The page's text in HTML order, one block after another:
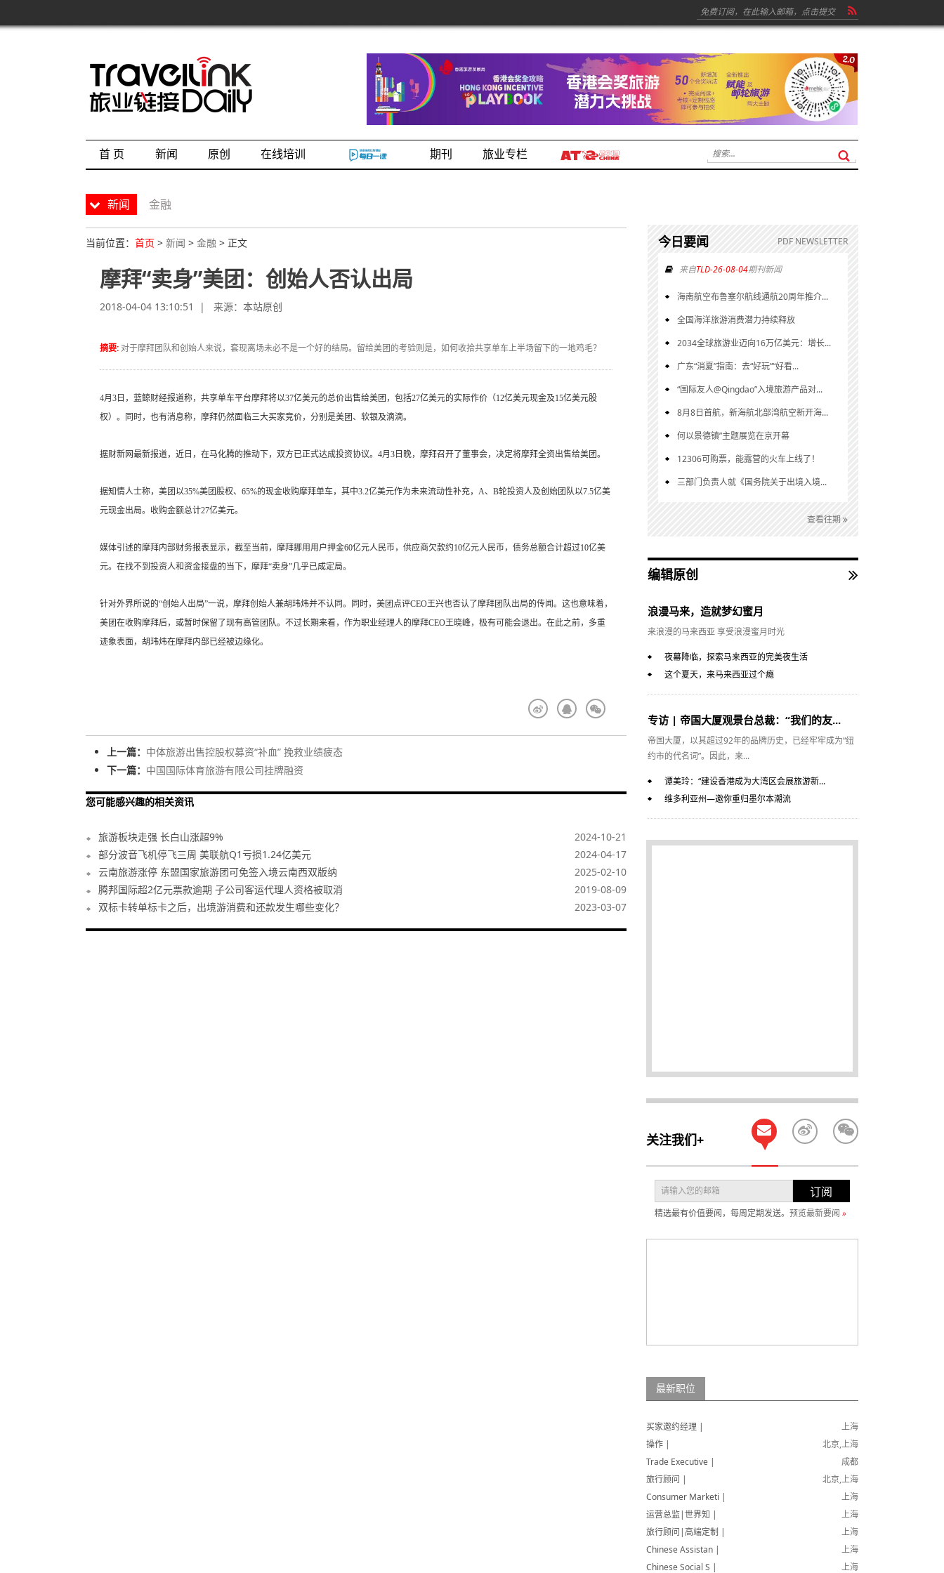
首 页 新闻 原创 在线培训 期刊 旅业专栏
新闻 金融
当前位置： 首页 > 新闻 > 金融 > 正文
摩拜“卖身”美团：创始人否认出局
2018-04-04 13:10:51 | 来源： 本站原创
摘要: 对于摩拜团队和创始人来说，套现离场未必不是一个好的结局。留给美团的考验则是，如何收拾共享单车上半场留下的一地鸡毛？
4月3日，蓝鲸财经报道称，共享单车平台摩拜将以37亿美元的总价出售给美团，包括27亿美元的实际作价（12亿美元现金及15亿美元股
权）。同时，也有消息称，摩拜仍然面临三大买家竞价，分别是美团、软银及滴滴。
据财新网最新报道，近日，在马化腾的推动下，双方已正式达成投资协议。4月3日晚，摩拜召开了董事会，决定将摩拜全资出售给美团。
据知情人士称，美团以35%美团股权、65%的现金收购摩拜单车，其中3.2亿美元作为未来流动性补充，A、B轮投资人及创始团队以7.5亿美
元现金出局。收购金额总计27亿美元。
媒体引述的摩拜内部财务报表显示，截至当前，摩拜挪用用户押金60亿元人民币，供应商欠款约10亿元人民币，债务总额合计超过10亿美
元。在找不到投资人和资金接盘的当下，摩拜“卖身”几乎已成定局。
针对外界所说的“创始人出局”一说，摩拜创始人兼胡玮炜并不认同。同时，美团点评CEO王兴也否认了摩拜团队出局的传闻。这也意味着，
美团在收购摩拜后，或暂时保留了现有高管团队。不过长期来看，作为职业经理人的摩拜CEO王晓峰，极有可能会退出。在此之前，多重
迹象表面，胡玮炜在摩拜内部已经被边缘化。
上一篇： 中体旅游出售控股权募资“补血” 挽救业绩疲态
下一篇： 中国国际体育旅游有限公司挂牌融资
您可能感兴趣的相关资讯
2024-10-21
旅游板块走强 长白山涨超9%
2024-04-17
部分波音飞机停飞三周 美联航Q1亏损1.24亿美元
2025-02-10
云南旅游涨停 东盟国家旅游团可免签入境云南西双版纳
2019-08-09
腾邦国际超2亿元票款逾期 子公司客运代理人资格被取消
2023-03-07
双标卡转单标卡之后，出境游消费和还款发生哪些变化？
今日要闻 PDF NEWSLETTER
来自TLD-26-08-04期刊新闻
海南航空布鲁塞尔航线通航20周年推介...
全国海洋旅游消费潜力持续释放
2034全球旅游业迈向16万亿美元：增长...
广东“消夏”指南：去“好玩”“好看...
“国际友人@Qingdao”入境旅游产品对...
8月8日首航，新海航北部湾航空新开海...
何以景德镇”主题展览在京开幕
12306可购票，能露营的火车上线了！
三部门负责人就《国务院关于出境入境...
查看往期
编辑原创
浪漫马来，造就梦幻蜜月
来浪漫的马来西亚 享受浪漫蜜月时光
夜幕降临，探索马来西亚的完美夜生活
这个夏天，来马来西亚过个瘾
专访 | 帝国大厦观景台总裁：“我们的友...
帝国大厦，以其超过92年的品牌历史，已经牢牢成为“纽
约市的代名词”。因此，来...
谭美玲：“建设香港成为大湾区会展旅游新...
维多利亚州—邀你重归墨尔本潮流
关注我们+
订阅
精选最有价值要闻，每周定期发送。 预览最新要闻 »
最新职位
上海
买家邀约经理 |
北京,上海
操作 |
成都
Trade Executive |
北京,上海
旅行顾问 |
上海
Consumer Marketi |
上海
运营总监|世界知 |
上海
旅行顾问|高端定制 |
上海
Chinese Assistan |
上海
Chinese Social S |